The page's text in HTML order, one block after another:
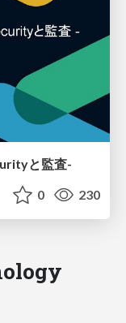
と監査-
0 230